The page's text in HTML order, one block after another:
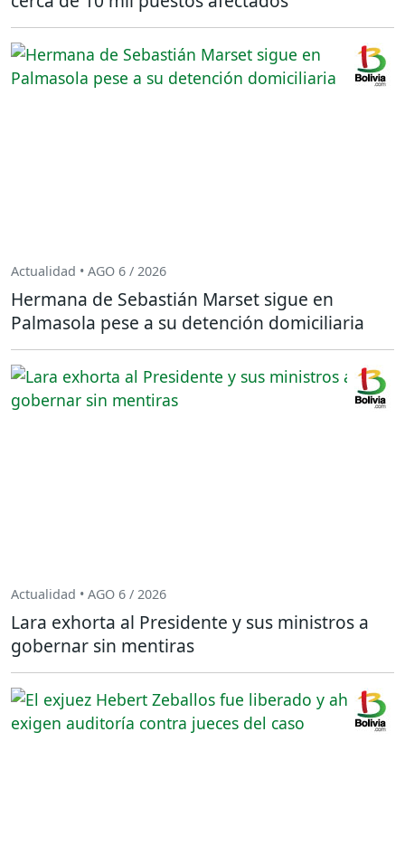
Actualidad • AGO 6 / 2026
Hermana de Sebastián Marset sigue en
Palmasola pese a su detención domiciliaria
Actualidad • AGO 6 / 2026
Lara exhorta al Presidente y sus ministros a
gobernar sin mentiras